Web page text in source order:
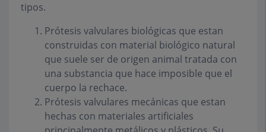
tipos.
Prótesis valvulares biológicas que estan
construidas con material biológico natural
que suele ser de origen animal tratada con
una substancia que hace imposible que el
cuerpo la rechace.
Prótesis valvulares mecánicas que estan
hechas con materiales artificiales